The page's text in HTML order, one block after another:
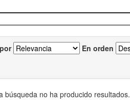
En orden
búsqueda no ha producido resultados.